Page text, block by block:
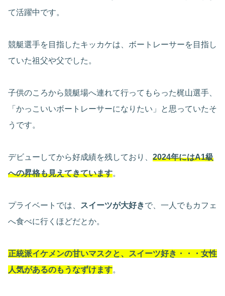
て活躍中です。
競艇選手を目指したキッカケは、ボートレーサーを目指し
ていた祖父や父でした。
子供のころから競艇場へ連れて行ってもらった梶山選手、
「かっこいいボートレーサーになりたい」と思っていたそ
うです。
デビューしてから好成績を残しており、 2024年にはA1級
への昇格も見えてきています。
プライベートでは、 スイーツが大好きで、一人でもカフェ
へ食べに行くほどだとか。
正統派イケメンの甘いマスクと、スイーツ好き・・・女性
人気があるのもうなずけます。